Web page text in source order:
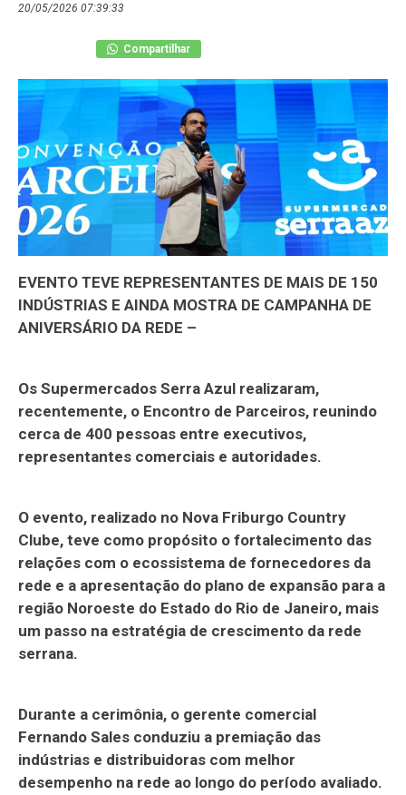
20/05/2026 07:39:33
Compartilhar
EVENTO TEVE REPRESENTANTES DE MAIS DE 150
INDÚSTRIAS E AINDA MOSTRA DE CAMPANHA DE
ANIVERSÁRIO DA REDE –
Os Supermercados Serra Azul realizaram,
recentemente, o Encontro de Parceiros, reunindo
cerca de 400 pessoas entre executivos,
representantes comerciais e autoridades.
O evento, realizado no Nova Friburgo Country
Clube, teve como propósito o fortalecimento das
relações com o ecossistema de fornecedores da
rede e a apresentação do plano de expansão para a
região Noroeste do Estado do Rio de Janeiro, mais
um passo na estratégia de crescimento da rede
serrana.
Durante a cerimônia, o gerente comercial
Fernando Sales conduziu a premiação das
indústrias e distribuidoras com melhor
desempenho na rede ao longo do período avaliado.